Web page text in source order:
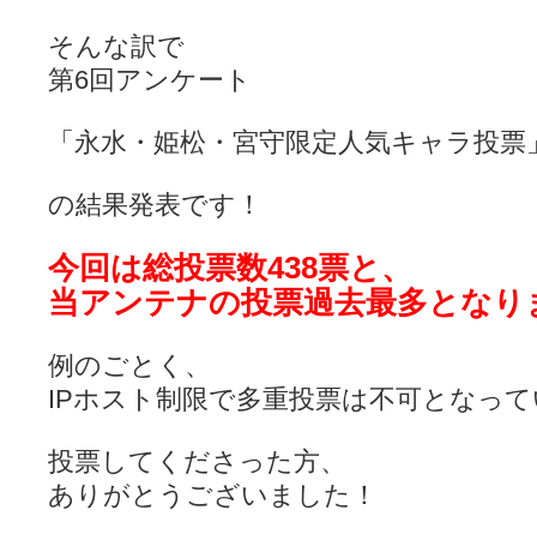
そんな訳で
第6回アンケート
「永水・姫松・宮守限定人気キャラ投
の結果発表です！
今回は総投票数438票と、
当アンテナの投票過去最多となり
例のごとく、
IPホスト制限で多重投票は不可となっ
投票してくださった方、
ありがとうございました！